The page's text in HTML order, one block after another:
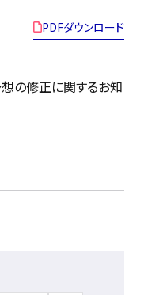
PDFダウンロード
の修正に関するお知